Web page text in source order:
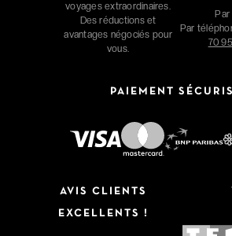
voyages extraordinaires.
Des réductions et
avantages négociés pour
vous.
Par
Par
70
PAIEMENT
AVIS CLIENTS
EXCELLENTS !